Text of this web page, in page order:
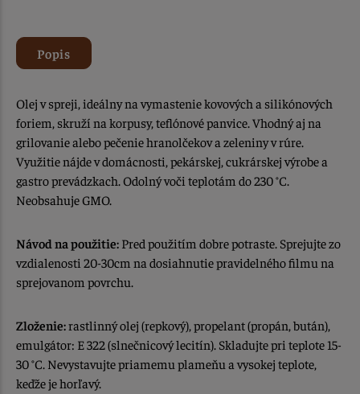
Popis
Olej v spreji, ideálny na vymastenie kovových a silikónových
foriem, skruží na korpusy, teflónové panvice. Vhodný aj na
grilovanie alebo pečenie hranolčekov a zeleniny v rúre.
Využitie nájde v domácnosti, pekárskej, cukrárskej výrobe a
gastro prevádzkach. Odolný voči teplotám do 230 °C.
Neobsahuje GMO.
Návod na použitie: Pred použitím dobre potraste. Sprejujte zo
vzdialenosti 20-30cm na dosiahnutie pravidelného filmu na
sprejovanom povrchu.
Zloženie:rastlinný olej (repkový), propelant (propán, bután),
emulgátor: E 322 (slnečnicový lecitín). Skladujte pri teplote 15-
30 °C. Nevystavujte priamemu plameňu a vysokej teplote,
keďže je horľavý.